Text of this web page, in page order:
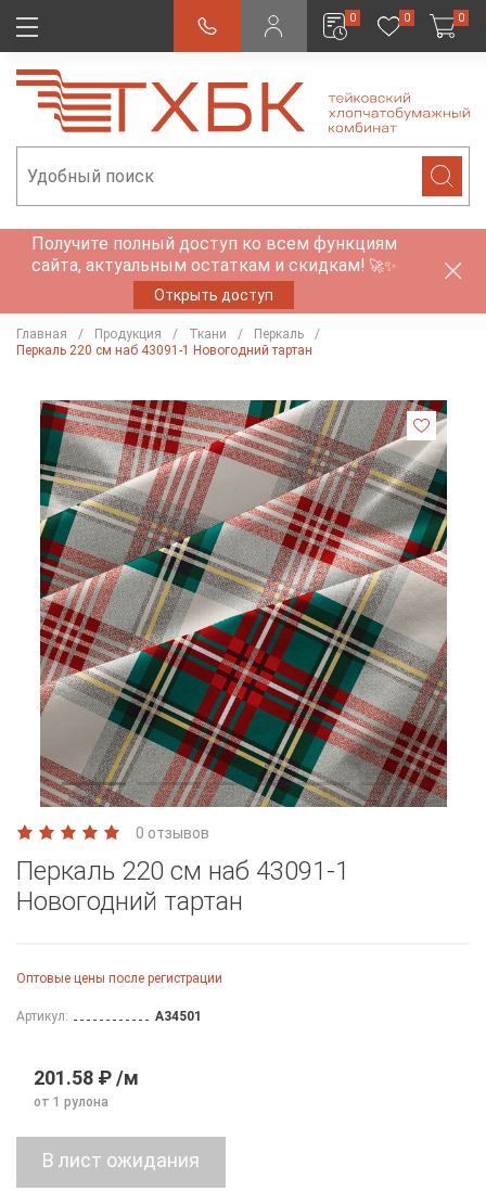
0 0 0
Получите полный доступ ко всем функциям
сайта, актуальным остаткам и скидкам! 🚀✨
Открыть доступ
Главная Продукция Ткани
Перкаль
Перкаль 220 см наб 43091-1 Новогодний тартан
0 отзывов
Перкаль 220 см наб 43091-1
Новогодний тартан
Оптовые цены после регистрации
Артикул: A34501
201.58 ₽ /м
от 1 рулона